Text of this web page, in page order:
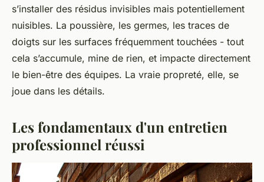
s’installer des résidus invisibles mais potentiellement
nuisibles. La poussière, les germes, les traces de
doigts sur les surfaces fréquemment touchées - tout
cela s’accumule, mine de rien, et impacte directement
le bien-être des équipes. La vraie propreté, elle, se
joue dans les détails.
Les fondamentaux d'un entretien
professionnel réussi